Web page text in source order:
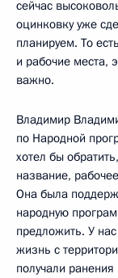
сейчас
оцинковку уже
планируем. То
и рабочие места,
важно.
Владимир
по Народной
хотел бы
название,
Она была
народную
предложить. У
жизнь с
получали